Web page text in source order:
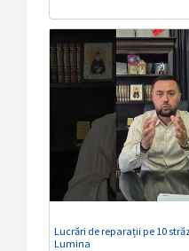
Lucrări de reparații pe 10
Lumina